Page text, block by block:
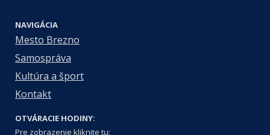
NAVIGÁCIA
Mesto Brezno
Samospráva
Kultúra a šport
Kontakt
OTVÁRACIE HODINY:
Pre zobrazenie kliknite tu: